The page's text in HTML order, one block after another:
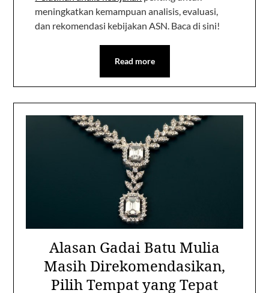
meningkatkan kemampuan analisis, evaluasi,
dan rekomendasi kebijakan ASN. Baca di sini!
Read more
Alasan Gadai Batu Mulia
Masih Direkomendasikan,
Pilih Tempat yang Tepat